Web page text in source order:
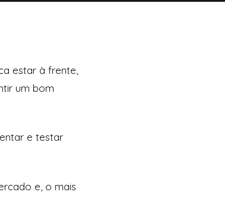
estar à frente,
um bom
e testar
e, o mais